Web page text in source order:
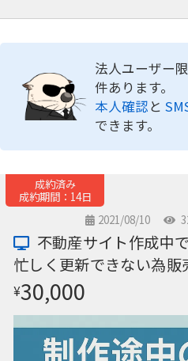
法人ユーザー
件あります。
本人確認と
できます。
成約済み
成約期間：14日
2021/08/10
不動産サイト作成中
忙しく更新できない為販
¥30,000